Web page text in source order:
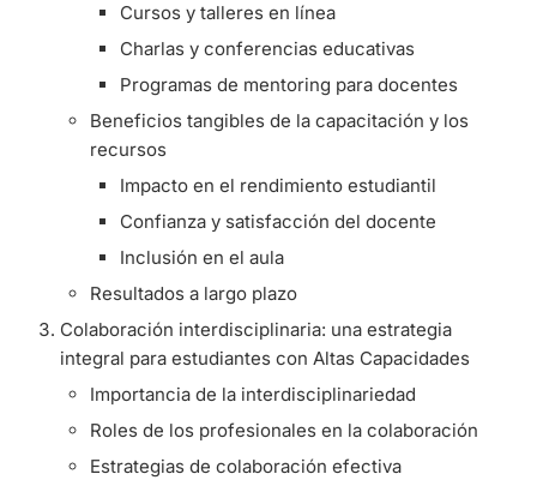
Cursos y talleres en línea
Charlas y conferencias educativas
Programas de mentoring para docentes
Beneficios tangibles de la capacitación y los
recursos
Impacto en el rendimiento estudiantil
Confianza y satisfacción del docente
Inclusión en el aula
Resultados a largo plazo
Colaboración interdisciplinaria: una estrategia
integral para estudiantes con Altas Capacidades
Importancia de la interdisciplinariedad
Roles de los profesionales en la colaboración
Estrategias de colaboración efectiva